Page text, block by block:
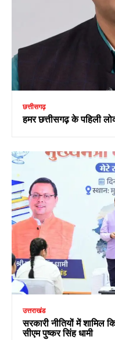
छत्तीसगढ़
हमर छत्तीसगढ़ के पहिली
उत्तराखंड
सरकारी नीतियों में
सीएम पुष्कर सिंह धामी